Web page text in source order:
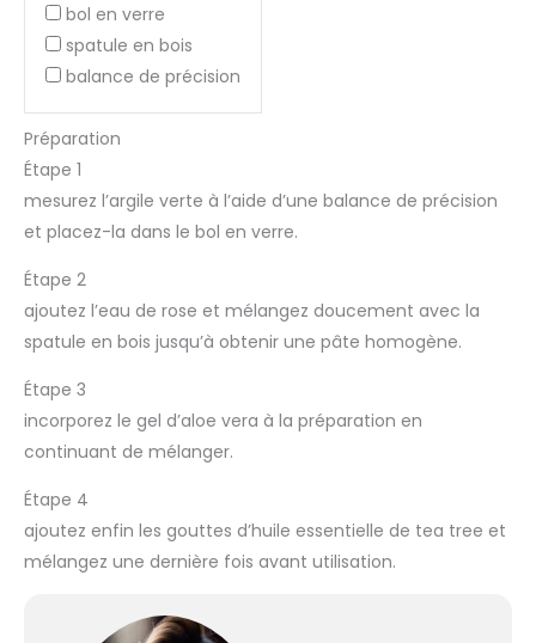
bol en verre
spatule en bois
balance de précision
Préparation
Étape 1
mesurez l’argile verte à l’aide d’une balance de précision
et placez-la dans le bol en verre.
Étape 2
ajoutez l’eau de rose et mélangez doucement avec la
spatule en bois jusqu’à obtenir une pâte homogène.
Étape 3
incorporez le gel d’aloe vera à la préparation en
continuant de mélanger.
Étape 4
ajoutez enfin les gouttes d’huile essentielle de tea tree et
mélangez une dernière fois avant utilisation.